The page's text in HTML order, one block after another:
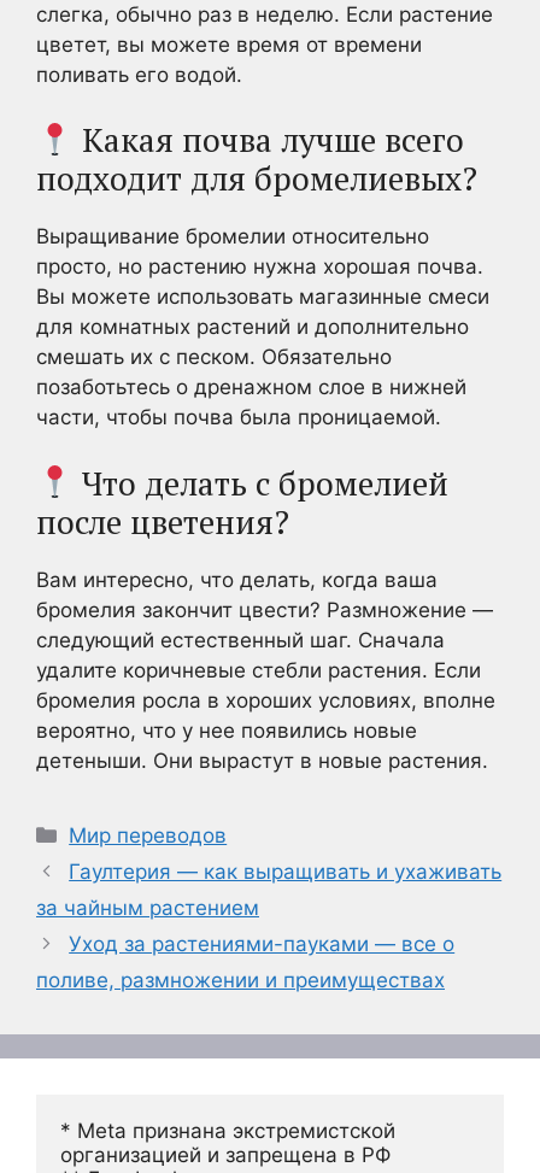
слегка, обычно раз в неделю. Если растение
цветет, вы можете время от времени
поливать его водой.
Какая почва лучше всего
подходит для бромелиевых?
Выращивание бромелии относительно
просто, но растению нужна хорошая почва.
Вы можете использовать магазинные смеси
для комнатных растений и дополнительно
смешать их с песком. Обязательно
позаботьтесь о дренажном слое в нижней
части, чтобы почва была проницаемой.
Что делать с бромелией
после цветения?
Вам интересно, что делать, когда ваша
бромелия закончит цвести? Размножение —
следующий естественный шаг. Сначала
удалите коричневые стебли растения. Если
бромелия росла в хороших условиях, вполне
вероятно, что у нее появились новые
детеныши. Они вырастут в новые растения.
Рубрики
Мир переводов
Гаултерия — как выращивать и ухаживать
за чайным растением
Уход за растениями-пауками — все о
поливе, размножении и преимуществах
* Meta признана экстремистской
организацией и запрещена в РФ